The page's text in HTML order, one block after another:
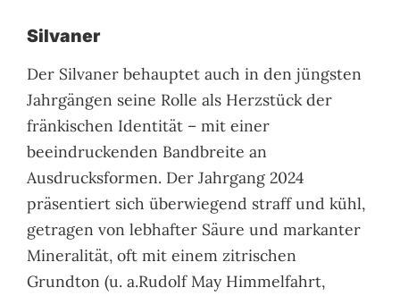
Silvaner
Der Silvaner behauptet auch in den jüngsten
Jahrgängen seine Rolle als Herzstück der
fränkischen Identität – mit einer
beeindruckenden Bandbreite an
Ausdrucksformen. Der Jahrgang 2024
präsentiert sich überwiegend straff und kühl,
getragen von lebhafter Säure und markanter
Mineralität, oft mit einem zitrischen
Grundton (u. a.Rudolf May Himmelfahrt,